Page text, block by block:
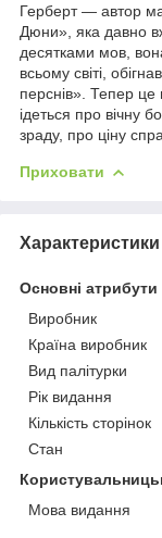
Герберт — автор
Дюни», яка давно
десятками мов,
всьому світі,
перснів». Тепер це
ідеться про вічну
зраду, про ціну
Приховати
Характеристики
Основні атрибути
Виробник
Країна виробник
Вид палітурки
Рік видання
Кількість сторінок
Стан
Мова видання